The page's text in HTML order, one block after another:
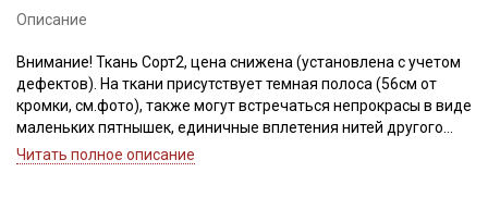
Описание
Внимание! Ткань Сорт2, цена снижена (установлена с учетом
дефектов). На ткани присутствует темная полоса (56см от
кромки, см.фото), также могут встречаться непрокрасы в виде
маленьких пятнышек, единичные вплетения нитей другого
цвета, легкое смещение рисунка. ширина ткани ±2см. При
Читать полное описание